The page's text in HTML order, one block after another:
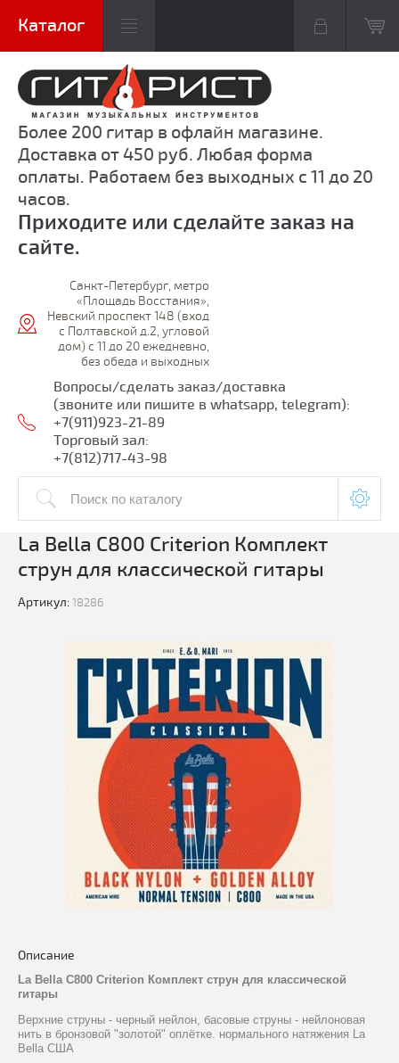
Более 200 гитар в офлайн магазине.
Доставка от 450 руб. Любая форма
оплаты. Работаем без выходных с 11 до 20
часов.
Приходите или сделайте заказ на
сайте.
Санкт-Петербург, метро
«Площадь Восстания»,
Невский проспект 148 (вход
с Полтавской д.2, угловой
дом) с 11 до 20 ежедневно,
без обеда и выходных
Вопросы/сделать заказ/доставка
(звоните или пишите в whatsapp, telegram):
+7(911)923-21-89
Торговый зал:
+7(812)717-43-98
La Bella C800 Criterion Комплект
струн для классической гитары
Артикул:18286
Описание
La Bella C800 Criterion Комплект струн для классической
гитары
Верхние струны - черный нейлон, басовые струны - нейлоновая
нить в бронзовой "золотой" оплётке. нормального натяжения La
Bella США